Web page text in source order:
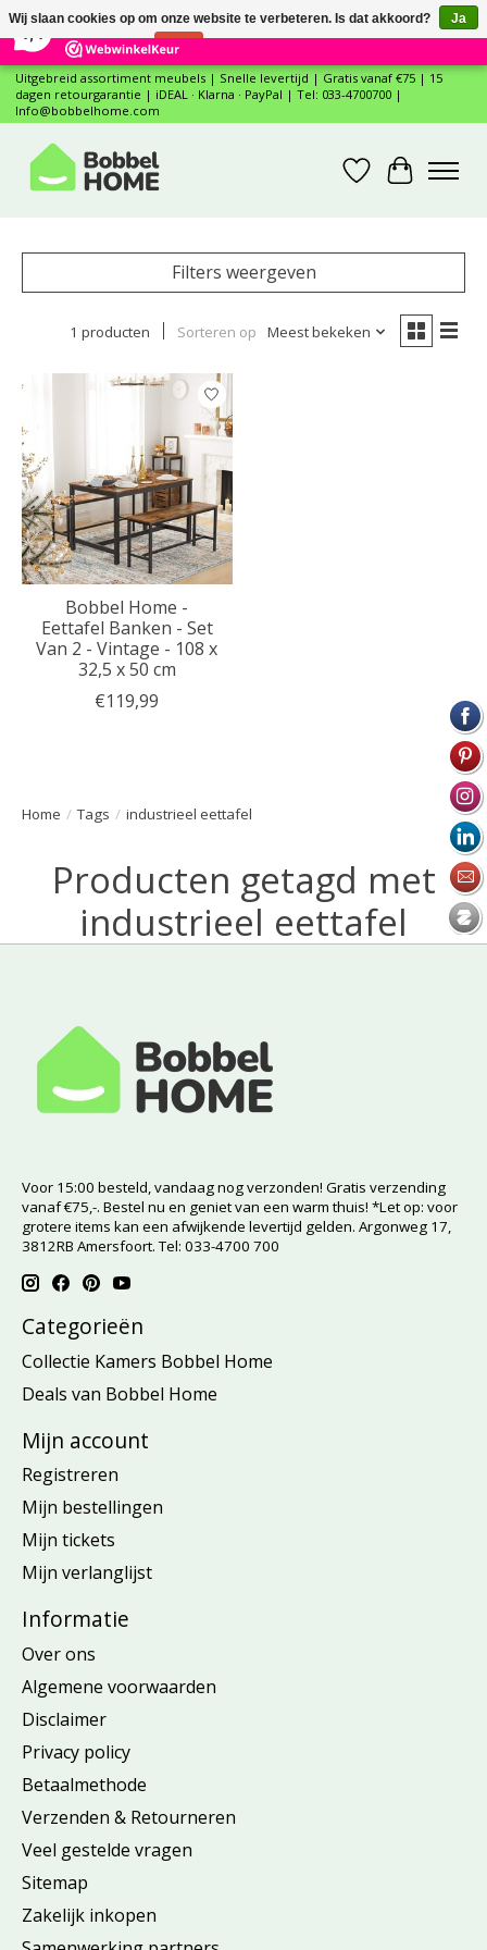
12 Reviews ×
Uitgebreid assortiment meubels | Snelle levertijd | Gratis vanaf €75 | 15
dagen retourgarantie | iDEAL · Klarna · PayPal | Tel: 033-4700700 |
Info@bobbelhome.com
Verlanglijst
Home / Tags / industrieel eettafel
Producten getagd met
industrieel eettafel
Filters weergeven
1 producten Sorteren op Meest bekeken
Bobbel Home -
Eettafel Banken - Set
Van 2 - Vintage - 108 x
32,5 x 50 cm
€119,99
Voor 15:00 besteld, vandaag nog verzonden! Gratis verzending
vanaf €75,-. Bestel nu en geniet van een warm thuis! *Let op: voor
grotere items kan een afwijkende levertijd gelden. Argonweg 17,
3812RB Amersfoort. Tel: 033-4700 700
Categorieën
Collectie Kamers Bobbel Home
Deals van Bobbel Home
Mijn account
Registreren
Mijn bestellingen
Mijn tickets
Mijn verlanglijst
Informatie
Over ons
Algemene voorwaarden
Disclaimer
Privacy policy
Betaalmethode
Verzenden & Retourneren
Veel gestelde vragen
Sitemap
Zakelijk inkopen
Wij slaan cookies op om onze website te verbeteren. Is dat akkoord?
Ja
Nee